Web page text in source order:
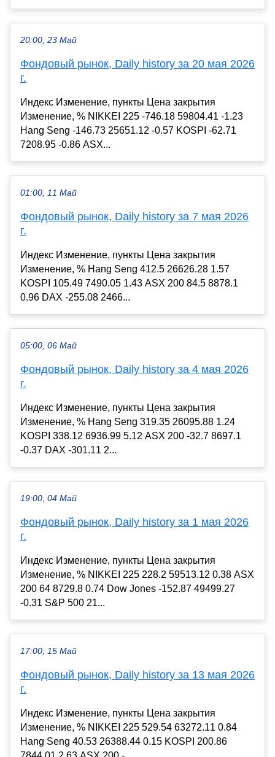
20:00, 23 Май
Фондовый рынок, Daily history за 20 мая 2026
г.
Индекс Изменение, пункты Цена закрытия
Изменение, % NIKKEI 225 -746.18 59804.41 -1.23
Hang Seng -146.73 25651.12 -0.57 KOSPI -62.71
7208.95 -0.86 ASX...
01:00, 11 Май
Фондовый рынок, Daily history за 7 мая 2026
г.
Индекс Изменение, пункты Цена закрытия
Изменение, % Hang Seng 412.5 26626.28 1.57
KOSPI 105.49 7490.05 1.43 ASX 200 84.5 8878.1
0.96 DAX -255.08 2466...
05:00, 06 Май
Фондовый рынок, Daily history за 4 мая 2026
г.
Индекс Изменение, пункты Цена закрытия
Изменение, % Hang Seng 319.35 26095.88 1.24
KOSPI 338.12 6936.99 5.12 ASX 200 -32.7 8697.1
-0.37 DAX -301.11 2...
19:00, 04 Май
Фондовый рынок, Daily history за 1 мая 2026
г.
Индекс Изменение, пункты Цена закрытия
Изменение, % NIKKEI 225 228.2 59513.12 0.38 ASX
200 64 8729.8 0.74 Dow Jones -152.87 49499.27
-0.31 S&P 500 21...
17:00, 15 Май
Фондовый рынок, Daily history за 13 мая 2026
г.
Индекс Изменение, пункты Цена закрытия
Изменение, % NIKKEI 225 529.54 63272.11 0.84
Hang Seng 40.53 26388.44 0.15 KOSPI 200.86